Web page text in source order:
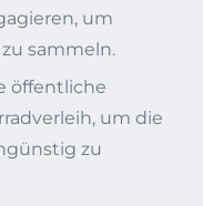
um
sammeln.
öffentliche
um die
zu